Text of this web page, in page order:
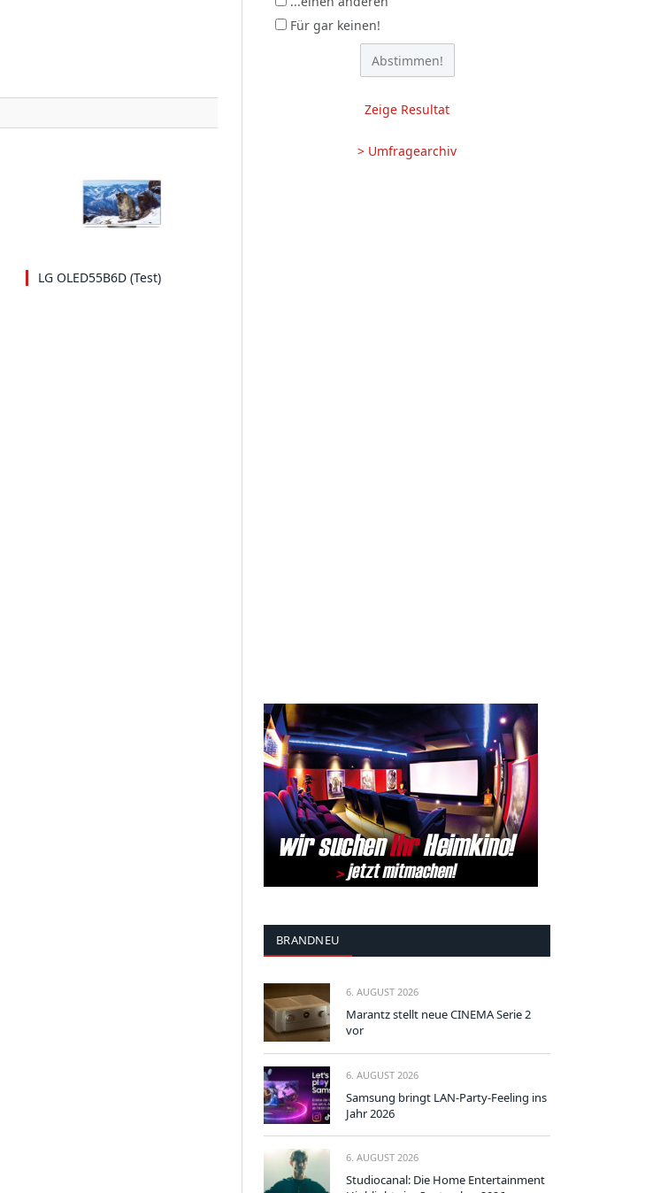
LG OLED55B6D (Test)
Für gar keinen!
Zeige Resultat
> Umfragearchiv
BRANDNEU
6. AUGUST 2026
Marantz stellt neue CINEMA Serie 2
vor
6. AUGUST 2026
Samsung bringt LAN-Party-Feeling ins
Jahr 2026
6. AUGUST 2026
Studiocanal: Die Home Entertainment